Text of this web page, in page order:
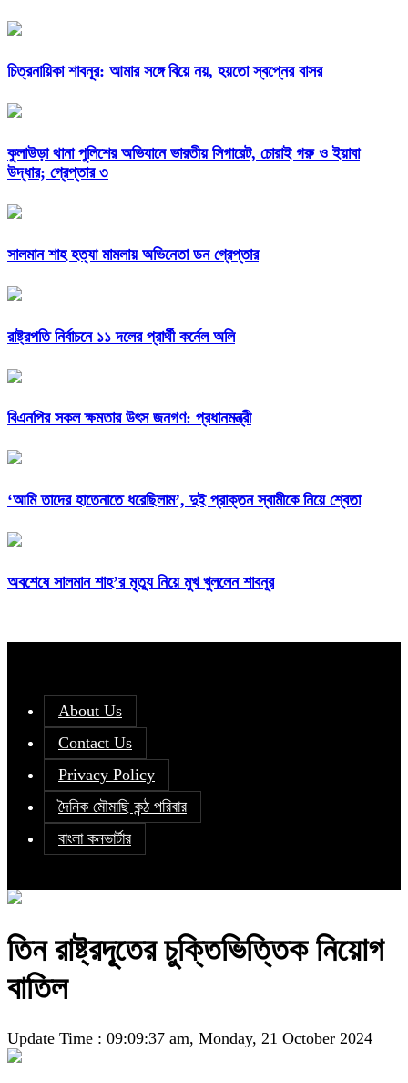
চিত্রনায়িকা শাবনূর: আমার সঙ্গে বিয়ে নয়, হয়তো স্বপ্নের বাসর
কুলাউড়া থানা পুলিশের অভিযানে ভারতীয় সিগারেট, চোরাই গরু ও ইয়াবা
উদ্ধার; গ্রেপ্তার ৩
সালমান শাহ হত্যা মামলায় অভিনেতা ডন গ্রেপ্তার
রাষ্ট্রপতি নির্বাচনে ১১ দলের প্রার্থী কর্নেল অলি
বিএনপির সকল ক্ষমতার উৎস জনগণ: প্রধানমন্ত্রী
‘আমি তাদের হাতেনাতে ধরেছিলাম’, দুই প্রাক্তন স্বামীকে নিয়ে শ্বেতা
অবশেষে সালমান শাহ’র মৃত্যু নিয়ে মুখ খুললেন শাবনূর
About Us
Contact Us
Privacy Policy
দৈনিক মৌমাছি কন্ঠ পরিবার
বাংলা কনভার্টার
তিন রাষ্ট্রদূতের চুক্তিভিত্তিক নিয়োগ
বাতিল
Update Time : 09:09:37 am, Monday, 21 October 2024